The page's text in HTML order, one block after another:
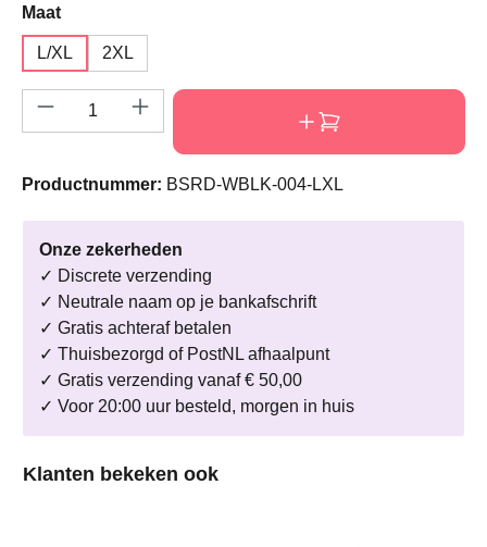
Selecteer
Maat
L/XL 2XL
Producthoeveelheid: Voer de gewenste
Productnummer: BSRD-WBLK-004-LXL
Onze zekerheden
✓ Discrete verzending
✓ Neutrale naam op je bankafschrift
✓ Gratis achteraf betalen
✓ Thuisbezorgd of PostNL afhaalpunt
✓ Gratis verzending vanaf € 50,00
✓ Voor 20:00 uur besteld, morgen in huis
Productgalerij overslaan
Klanten bekeken ook